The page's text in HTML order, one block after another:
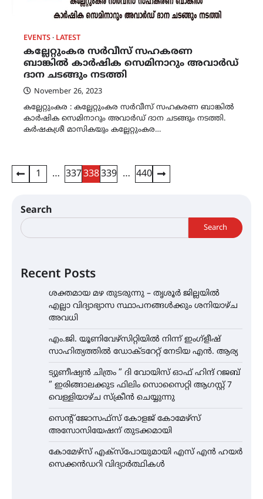
EVENTS LATEST
കല്ലേറ്റുംകര സർവീസ് സഹകരണ
ബാങ്കിൽ കാർഷിക സെമിനാറും അവാർഡ്
ദാന ചടങ്ങും നടത്തി
November 26, 2023
കല്ലേറ്റുംകര : കല്ലേറ്റുംകര സർവീസ് സഹകരണ ബാങ്കിൽ
കാർഷിക സെമിനാറും അവാർഡ് ദാന ചടങ്ങും നടത്തി.
കർഷകശ്രീ മാസികയും കല്ലേറ്റുംകര…
Posts
1 … 337338339 … 440
Search
Search
Recent Posts
ശക്തമായ മഴ തുടരുന്നു – തൃശൂർ ജില്ലയിൽ
എല്ലാ വിദ്യാഭ്യാസ സ്ഥാപനങ്ങൾക്കും ശനിയാഴ്ച
അവധി
എം.ജി. യൂണിവേഴ്‌സിറ്റിയിൽ നിന്ന് ഇംഗ്ളീഷ്
സാഹിത്യത്തിൽ ഡോക്ടറേറ്റ് നേടിയ എൻ. ആര്യ
ട്യുണീഷ്യൻ ചിത്രം ” ദി വോയിസ് ഓഫ് ഹിന്ദ് റജബ്
” ഇരിങ്ങാലക്കുട ഫിലിം സൊസൈറ്റി ആഗസ്റ്റ് 7
വെള്ളിയാഴ്ച സ്‌ക്രീൻ ചെയ്യുന്നു
സെന്റ് ജോസഫ്സ് കോളജ് കോമേഴ്‌സ്
അസോസിയേഷന് തുടക്കമായി
കോമേഴ്സ് എക്സ്പോയുമായി എസ് എൻ ഹയർ
സെക്കൻഡറി വിദ്യാർത്ഥികൾ